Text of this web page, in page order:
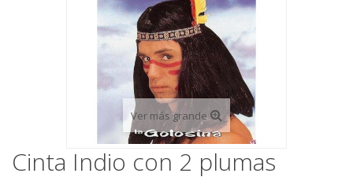
Ver más grande
Cinta Indio con 2 plumas